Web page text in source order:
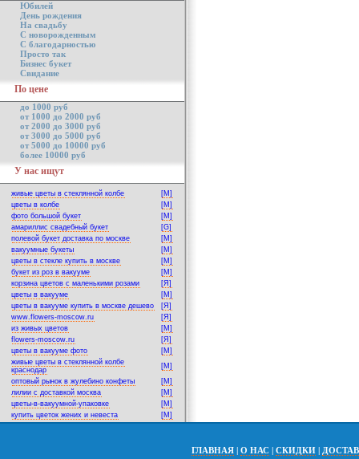
Юбилей
День рождения
На свадьбу
С новорожденным
С благодарностью
Просто так
Бизнес букет
Свидание
По цене
до 1000 руб
от 1000 до 2000 руб
от 2000 до 3000 руб
от 3000 до 5000 руб
от 5000 до 10000 руб
более 10000 руб
У нас ищут
живые цветы в стеклянной колбе
[M]
цветы в колбе
[M]
фото большой букет
[M]
амариллис свадебный букет
[G]
полевой букет доставка по москве
[M]
вакуумные букеты
[M]
цветы в стекле купить в москве
[M]
букет из роз в вакууме
[M]
корзина цветов с маленькими розами
[Я]
цветы в вакууме
[M]
цветы в вакууме купить в москве дешево
[Я]
www.flowers-moscow.ru
[Я]
из живых цветов
[M]
flowers-moscow.ru
[Я]
цветы в вакууме фото
[M]
живые цветы в стеклянной колбе
краснодар
[M]
оптовый рынок в жулебино конфеты
[M]
лилии с доставкой москва
[M]
цветы-в-вакуумной-упаковке
[M]
купить цветок жених и невеста
[M]
ГЛАВНАЯ | О НАС | СКИДКИ |